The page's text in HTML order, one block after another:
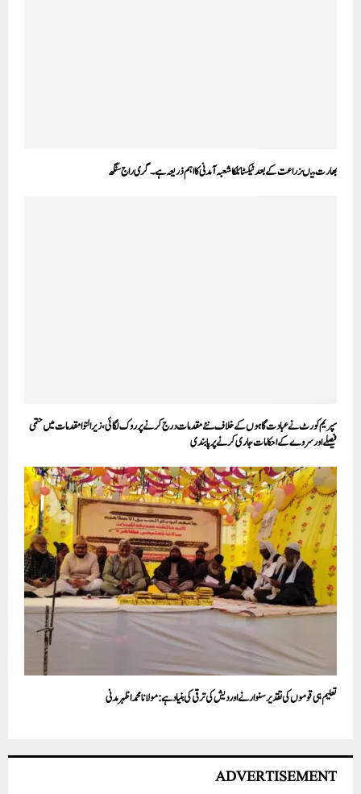
بھارت میںزراعت کے بعد ٹیکسٹائلکا شعبہ آمدنی کا اہم ذریعہ ہے۔ گری راج سنگھ
سپریم کورٹ نے عبادت گاہوں کے خلاف نئے مقدمات درج کرنے پر روک لگائی، زیر التوا مقدمات میں حتمی
فیصلے اور سروے کے احکامات جاری کرنے پر پابندی
تعلیم ہی قوموں کی تقدیر سنوارنے اور دیش کی ترقی کی بنیاد ہے: مولانا محمد اظہر مدنی
ADVERTISEMENT